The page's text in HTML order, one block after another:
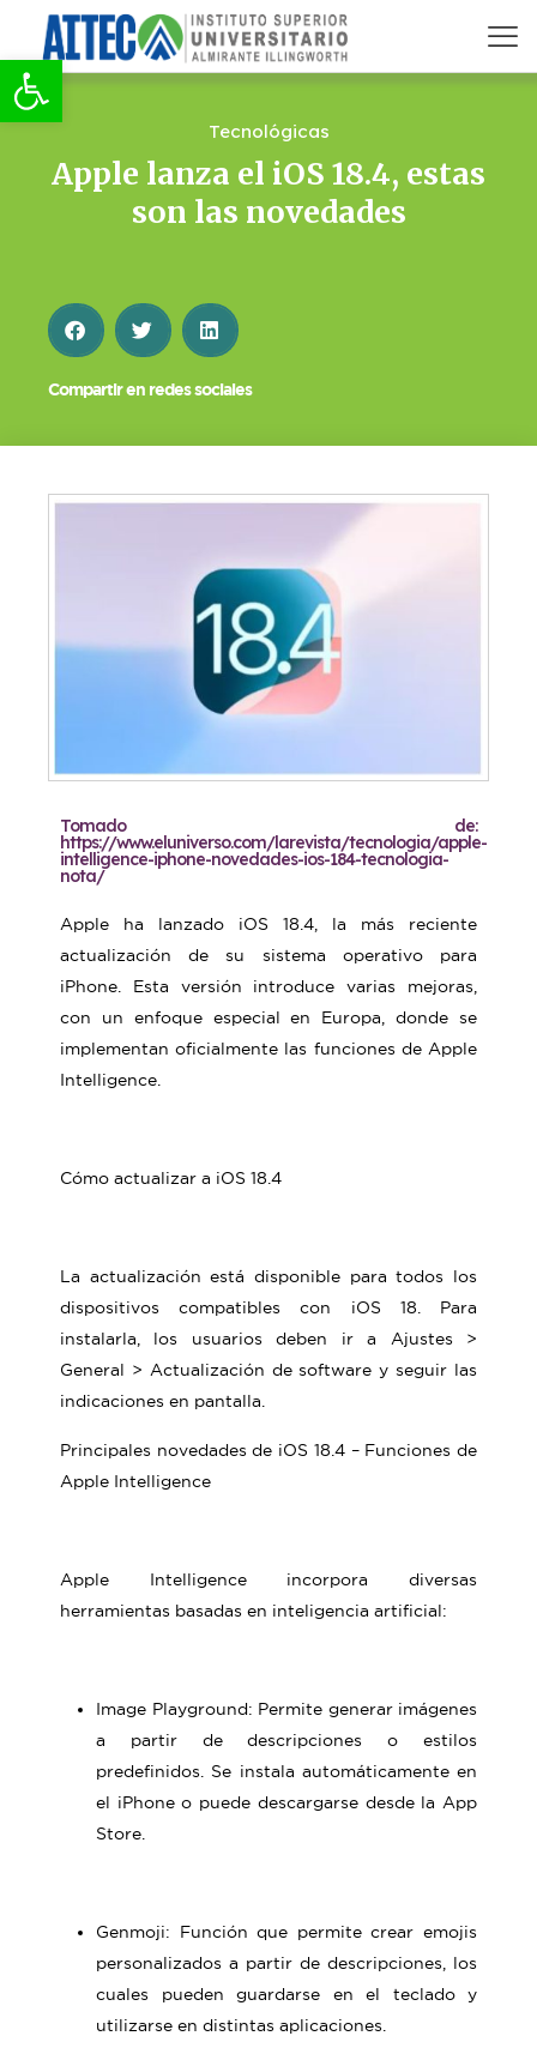
Abrir barra de herramientas
Tecnológicas
Apple lanza el iOS 18.4, estas
son las novedades
Compartir en redes sociales
Tomado de:
https://www.eluniverso.com/larevista/tecnologia/apple-
intelligence-iphone-novedades-ios-184-tecnologia-
nota/
Apple ha lanzado iOS 18.4, la más reciente
actualización de su sistema operativo para
iPhone. Esta versión introduce varias mejoras,
con un enfoque especial en Europa, donde se
implementan oficialmente las funciones de Apple
Intelligence.
Cómo actualizar a iOS 18.4
La actualización está disponible para todos los
dispositivos compatibles con iOS 18. Para
instalarla, los usuarios deben ir a Ajustes >
General > Actualización de software y seguir las
indicaciones en pantalla.
Principales novedades de iOS 18.4 – Funciones de
Apple Intelligence
Apple Intelligence incorpora diversas
herramientas basadas en inteligencia artificial:
Image Playground: Permite generar imágenes
a partir de descripciones o estilos
predefinidos. Se instala automáticamente en
el iPhone o puede descargarse desde la App
Store.
Genmoji: Función que permite crear emojis
personalizados a partir de descripciones, los
cuales pueden guardarse en el teclado y
utilizarse en distintas aplicaciones.